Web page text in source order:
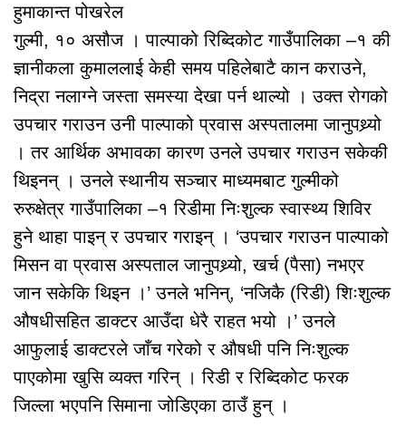
हुमाकान्त पोखरेल
गुल्मी, १० असौज । पाल्पाको रिब्दिकोट गाउँपालिका –१ की
ज्ञानीकला कुमाललाई केही समय पहिलेबाटै कान कराउने,
निद्रा नलाग्ने जस्ता समस्या देखा पर्न थाल्यो । उक्त रोगको
उपचार गराउन उनी पाल्पाको प्रवास अस्पतालमा जानुपथ्र्यो
। तर आर्थिक अभावका कारण उनले उपचार गराउन सकेकी
थिइनन् । उनले स्थानीय सञ्चार माध्यमबाट गुल्मीको
रुरुक्षेत्र गाउँपालिका –१ रिडीमा निःशुल्क स्वास्थ्य शिविर
हुने थाहा पाइन् र उपचार गराइन् । ‘उपचार गराउन पाल्पाको
मिसन वा प्रवास अस्पताल जानुपथ्र्यो, खर्च (पैसा) नभएर
जान सकेकि थिइन ।’ उनले भनिन्, ‘नजिकै (रिडी) शिःशुल्क
औषधीसहित डाक्टर आउँदा धेरै राहत भयो ।’ उनले
आफुलाई डाक्टरले जाँच गरेको र औषधी पनि निःशुल्क
पाएकोमा खुसि व्यक्त गरिन् । रिडी र रिब्दिकोट फरक
जिल्ला भएपनि सिमाना जोडिएका ठाउँ हुन् ।